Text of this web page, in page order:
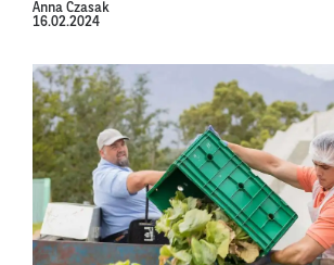
Anna Czasak
16.02.2024